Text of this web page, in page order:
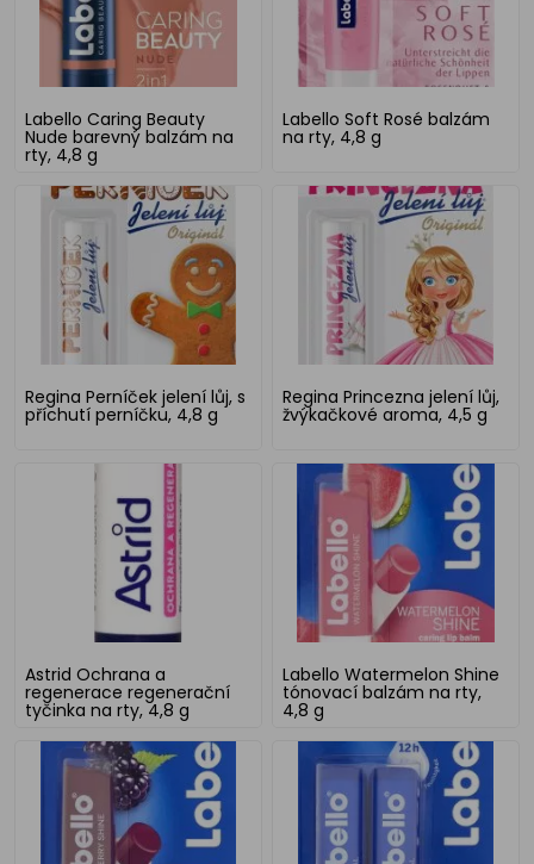
Labello Caring Beauty
Nude barevný balzám na
rty, 4,8 g
Labello Soft Rosé balzám
na rty, 4,8 g
Regina Perníček jelení lůj, s
příchutí perníčku, 4,8 g
Regina Princezna jelení lůj,
žvýkačkové aroma, 4,5 g
Astrid Ochrana a
regenerace regenerační
tyčinka na rty, 4,8 g
Labello Watermelon Shine
tónovací balzám na rty,
4,8 g